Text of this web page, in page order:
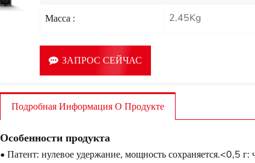
Масса : 2.45Kg
ЗАПРОС СЕЙЧАС
Подробная Информация О Продукте
Особенности продукта
• Патент: нулевое удержание, мощность